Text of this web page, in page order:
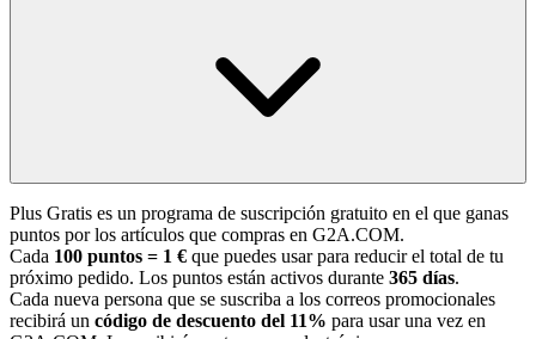
Plus Gratis es un programa de suscripción gratuito en el que ganas
puntos por los artículos que compras en G2A.COM.
Cada 100 puntos = 1 € que puedes usar para reducir el total de tu
próximo pedido. Los puntos están activos durante 365 días.
Cada nueva persona que se suscriba a los correos promocionales
recibirá un código de descuento del 11% para usar una vez en